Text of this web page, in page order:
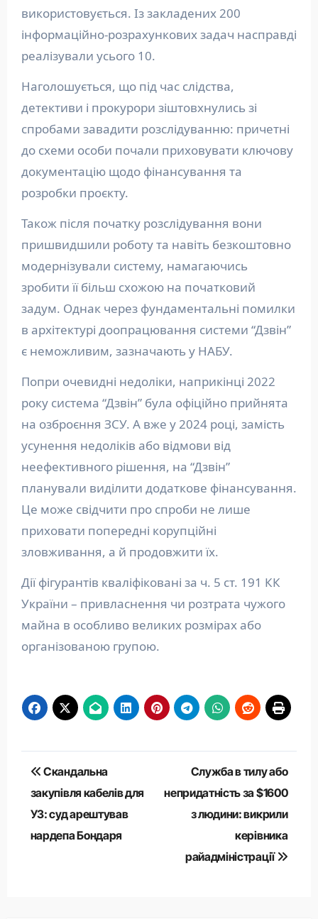
використовується. Із закладених 200
інформаційно-розрахункових задач насправді
реалізували усього 10.
Наголошується, що під час слідства,
детективи і прокурори зіштовхнулись зі
спробами завадити розслідуванню: причетні
до схеми особи почали приховувати ключову
документацію щодо фінансування та
розробки проєкту.
Також після початку розслідування вони
пришвидшили роботу та навіть безкоштовно
модернізували систему, намагаючись
зробити її більш схожою на початковий
задум. Однак через фундаментальні помилки
в архітектурі доопрацювання системи “Дзвін”
є неможливим, зазначають у НАБУ.
Попри очевидні недоліки, наприкінці 2022
року система “Дзвін” була офіційно прийнята
на озброєння ЗСУ. А вже у 2024 році, замість
усунення недоліків або відмови від
неефективного рішення, на “Дзвін”
планували виділити додаткове фінансування.
Це може свідчити про спроби не лише
приховати попередні корупційні
зловживання, а й продовжити їх.
Дії фігурантів кваліфіковані за ч. 5 ст. 191 КК
України – привласнення чи розтрата чужого
майна в особливо великих розмірах або
організованою групою.
Навігація
записів
Скандальна
закупівля кабелів для
УЗ: суд арештував
нардепа Бондаря
Служба в тилу або
непридатність за $1600
з людини: викрили
керівника
райадміністрації